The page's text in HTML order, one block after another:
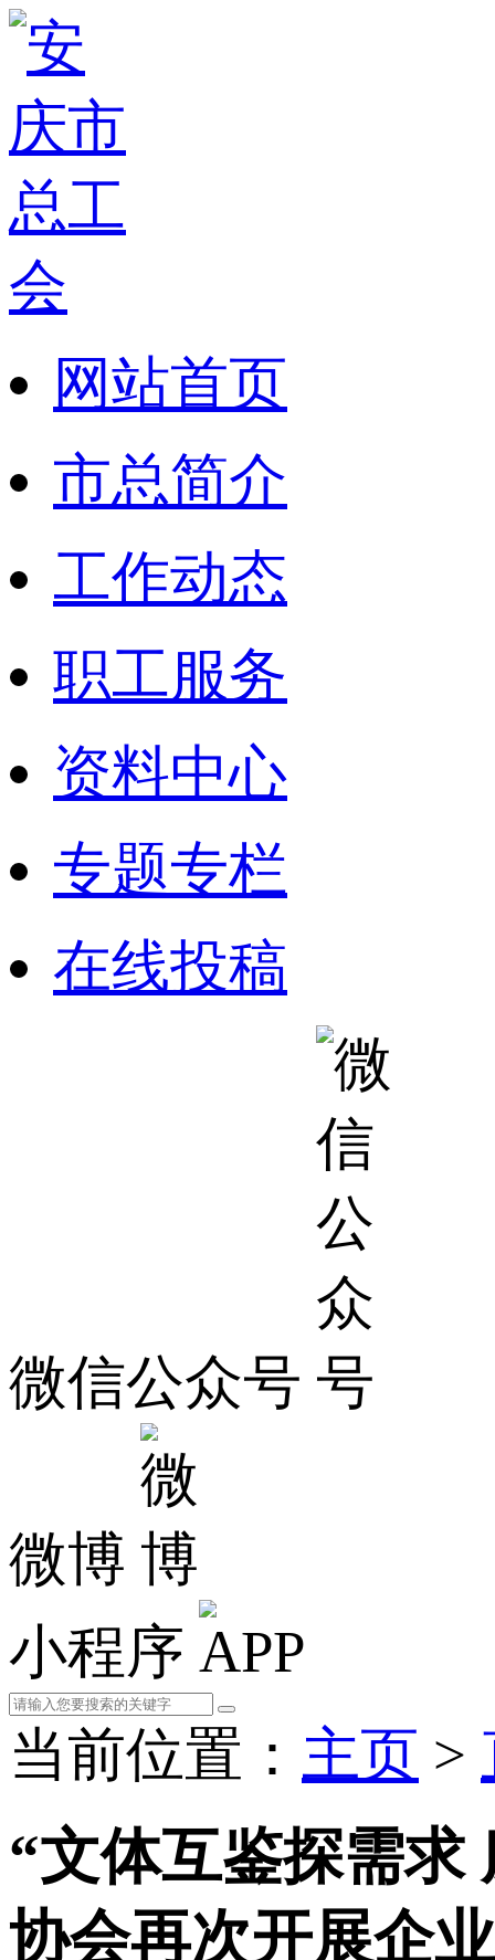
网站首页
市总简介
工作动态
职工服务
资料中心
专题专栏
在线投稿
微信公众号
微博
小程序
当前位置： 主页 >
“文体互鉴探需
协会再次开展企